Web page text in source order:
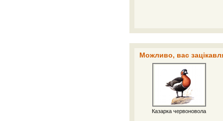
Можливо, вас
Казарка червоновола